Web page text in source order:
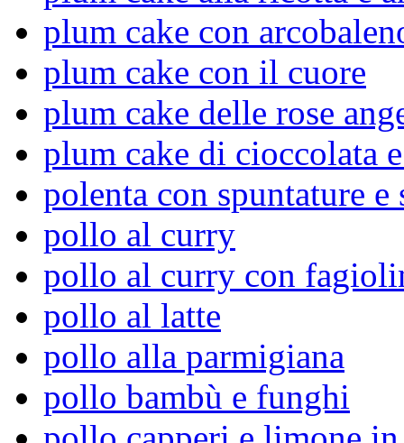
plum cake con
plum cake con il cuore
plum cake delle rose
plum cake di cioccolata
polenta con spuntature e
pollo al curry
pollo al curry con
pollo al latte
pollo alla parmigiana
pollo bambù e funghi